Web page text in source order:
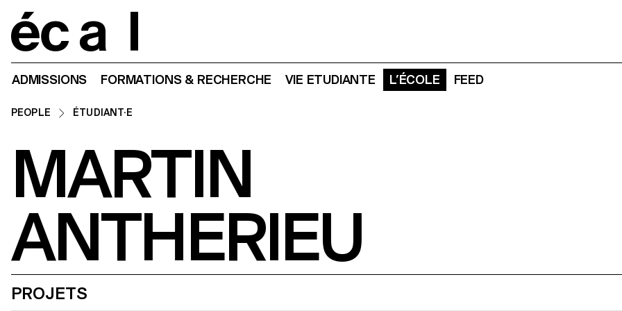
ADMISSIONS FORMATIONS & RECHERCHE VIE ETUDIANTE L’ÉCOLE FEED
PEOPLE ÉTUDIANT·E
MARTIN
ANTHERIEU
PROJETS